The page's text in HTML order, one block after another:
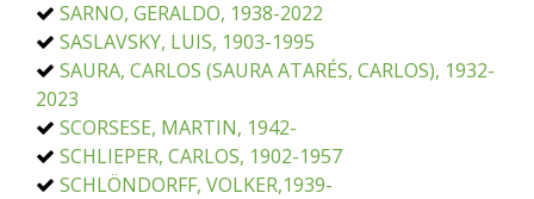
SARNO, GERALDO, 1938-2022
SASLAVSKY, LUIS, 1903-1995
SAURA, CARLOS (SAURA ATARÉS, CARLOS), 1932-
2023
SCORSESE, MARTIN, 1942-
SCHLIEPER, CARLOS, 1902-1957
SCHLÖNDORFF, VOLKER,1939-